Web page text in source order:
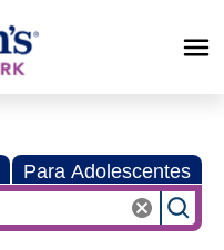
Para Adolescentes